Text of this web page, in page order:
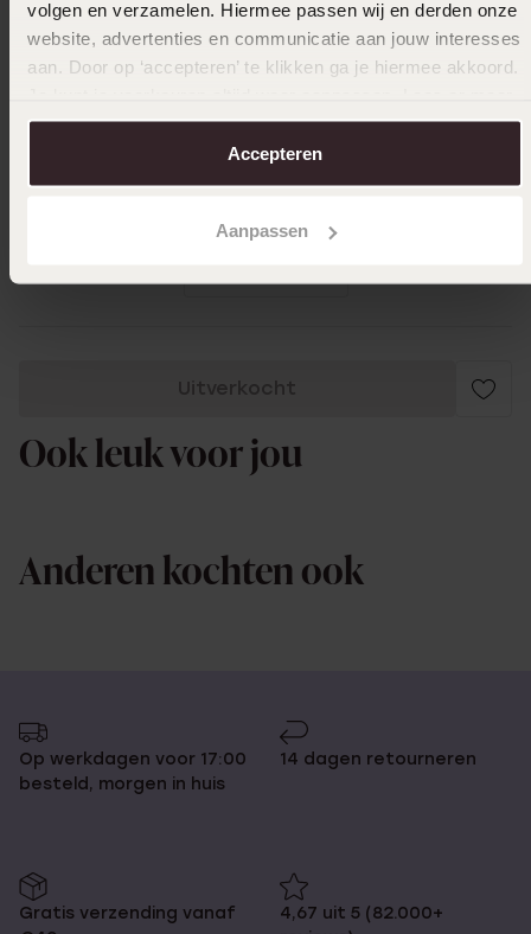
volgen en verzamelen. Hiermee passen wij en derden onze
website, advertenties en communicatie aan jouw interesses
aan. Door op ‘accepteren’ te klikken ga je hiermee akkoord.
over in onscookiebeleid.
Accepteren
Aanpassen
05-07-2025 - ineke s.
super mooi
07-05-2025 - Jannie K.
Uitverkocht
Ook leuk voor jou
Anderen kochten ook
Op werkdagen voor 17:00
besteld, morgen in huis
14 dagen retourneren
Gratis verzending vanaf
4,67 uit 5 (82.000+